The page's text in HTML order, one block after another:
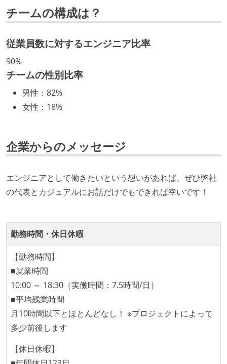
取締役（社内）または執行役員として、エンジニアリ
ング部門の人間が経営に参加している
経営トップがエンジニア出身、または現役のエンジニ
開発メンバーの裁量
OS やエディタ、IDE といった個人の環境は、各自の責
任で好きなものを使うことができる
タスクの見積もりは、実装を担当するメンバーが中心
プロダクトの開発言語やフレームワークなど主要な構
成技術は、基本的に最新版より1年以上ビハインドし
コード品質向上のための取り組み
ーまたはペアプログラミングを実施している
「リファクタリングは随時行われるべき」という価値
観をメンバー全員が共有しており、日常的に実施して
いる
何らかのコーディング規約をチーム全体で遵守するよ
うにしている
提出されたコードには自動的にリグレッションテスト
チームの構成は？
従業員数に対するエンジニア比率
90%
チームの性別比率
男性 ： 82%
女性 ： 18%
企業からのメッセージ
エンジニアとして働きたいという想いがあれば、ぜひ弊社
の代表とカジュアルにお話だけでもできれば幸いです！
勤務時間・休日休暇
【勤務時間】
■就業時間
10:00 ～ 18:30（実働時間：7.5時間/日）
■平均残業時間
月10時間以下とほとんどなし！ ※プロジェクトによって
多少前後します
【休日休暇】